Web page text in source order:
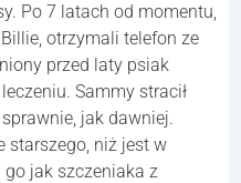
Po 7 latach od momentu,
otrzymali telefon ze
przed laty psiak
Sammy stracił
jak dawniej.
starszego, niż jest w
jak szczeniaka z